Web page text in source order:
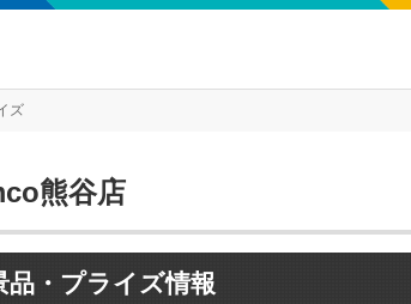
ズ
熊谷店
品・プライズ情報